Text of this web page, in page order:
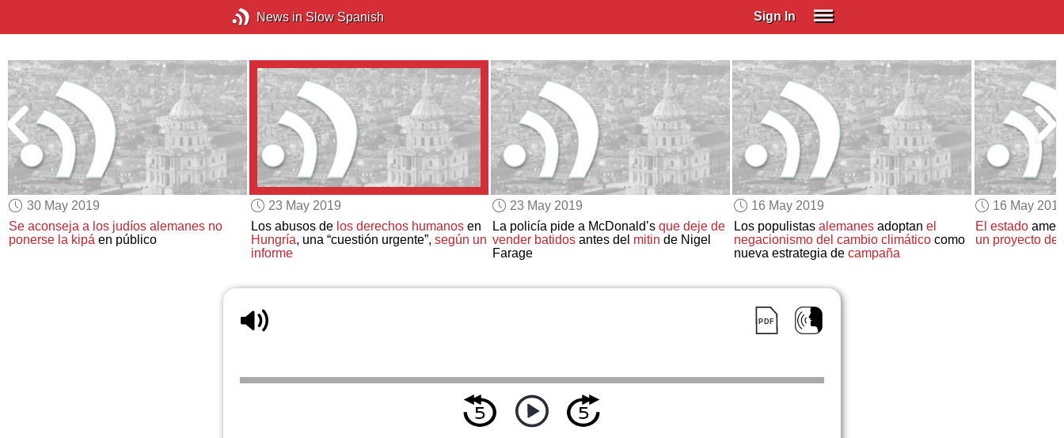
News in Slow Spanish Sign In
Spanish (Spain)
Spanish (Latino)
SUBSCRIBE
EDUCATIONAL LICENSES
GIFT CARDS
OTHER LANGUAGES
ABOUT US
30 May 2019
Se aconseja a los judíos alemanes no
ponerse la kipá en público
23 May 2019
Los abusos de los derechos humanosen
Hungría, una “cuestión urgente”, según un
informe
23 May 2019
La policía pide a McDonald’s que deje de
vender batidosantes del mitin de Nigel
Farage
16 May 2019
Los populistas alemanesadoptan el
negacionismo del cambio climáticocomo
nueva estrategia de campaña
16 May
El estado
un proyecto de